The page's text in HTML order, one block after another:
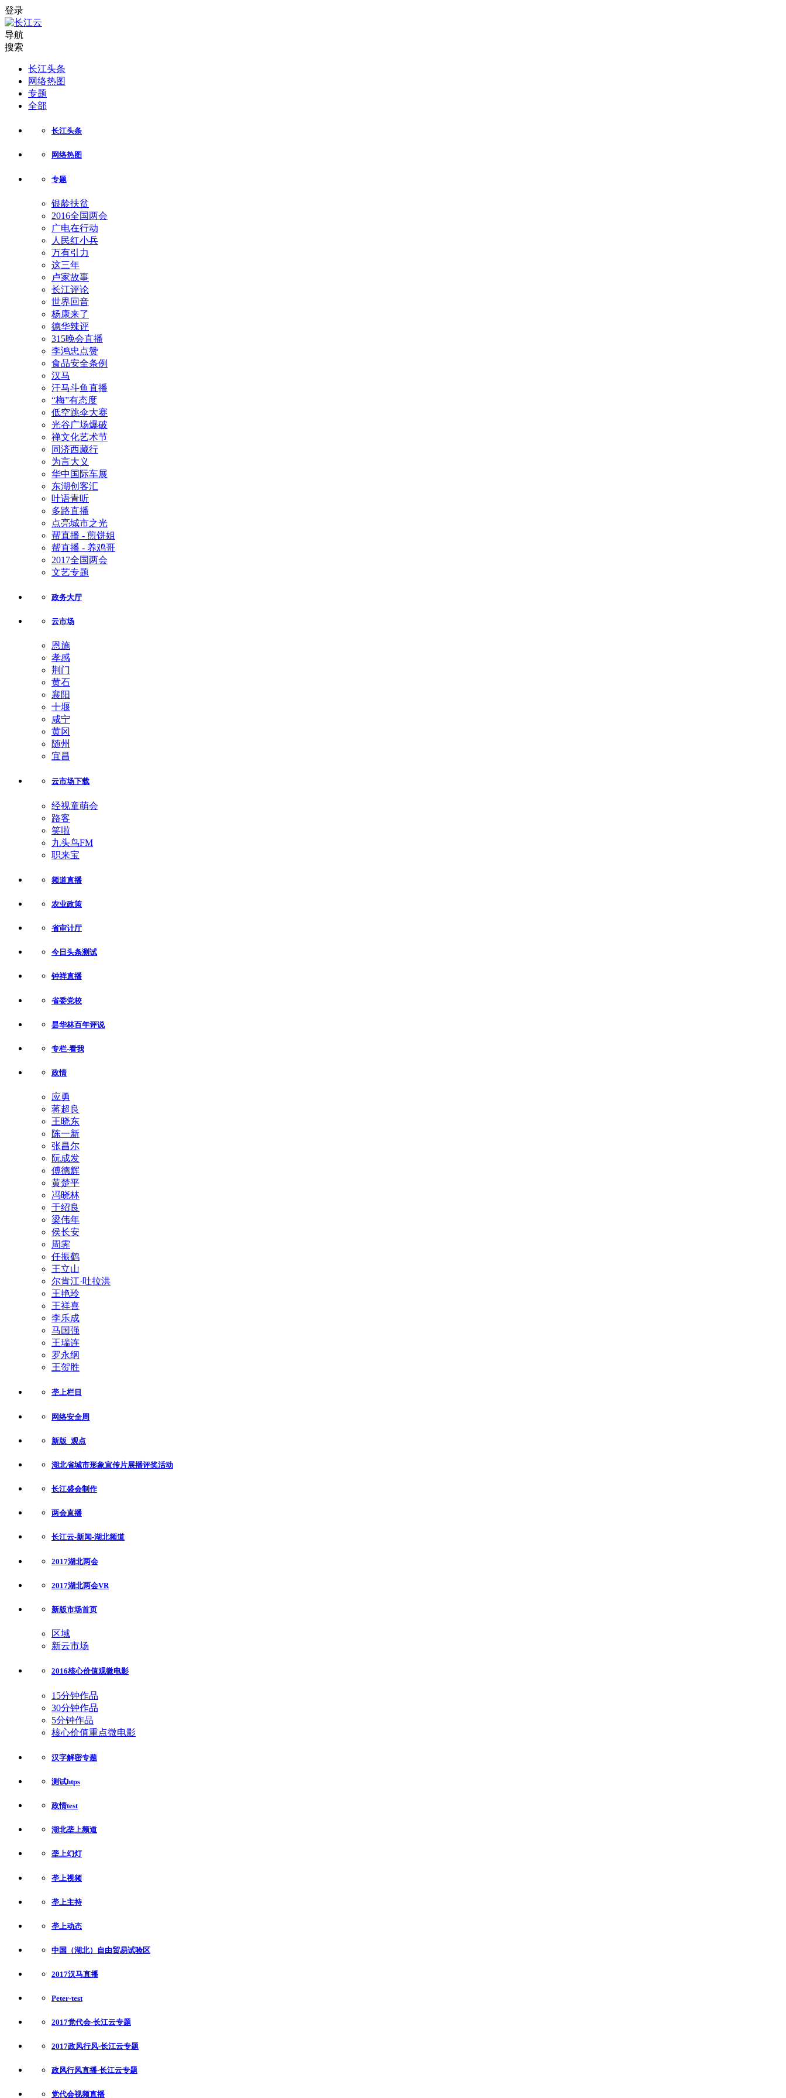
登录
导航
搜索
长江头条
网络热图
专题
全部
长江头条
网络热图
专题
银龄扶贫
2016全国两会
广电在行动
人民红小兵
万有引力
这三年
卢家故事
长江评论
世界回音
杨康来了
德华辣评
315晚会直播
李鸿忠点赞
食品安全条例
汉马
汗马斗鱼直播
“梅”有态度
低空跳伞大赛
光谷广场爆破
禅文化艺术节
同济西藏行
为言大义
华中国际车展
东湖创客汇
叶语青听
多路直播
点亮城市之光
帮直播 - 煎饼姐
帮直播 - 养鸡哥
2017全国两会
文艺专题
政务大厅
云市场
恩施
孝感
荆门
黄石
襄阳
十堰
咸宁
黄冈
随州
宜昌
云市场下载
经视童萌会
路客
笑啦
九头鸟FM
职来宝
频道直播
农业政策
省审计厅
今日头条测试
钟祥直播
省委党校
昙华林百年评说
专栏-看我
政情
应勇
蒋超良
王晓东
陈一新
张昌尔
阮成发
傅德辉
黄楚平
冯晓林
于绍良
梁伟年
侯长安
周霁
任振鹤
王立山
尔肯江·吐拉洪
王艳玲
王祥喜
李乐成
马国强
王瑞连
罗永纲
王贺胜
垄上栏目
网络安全周
新版_观点
湖北省城市形象宣传片展播评奖活动
长江盛会制作
两会直播
长江云-新闻-湖北频道
2017湖北两会
2017湖北两会VR
新版市场首页
区域
新云市场
2016核心价值观微电影
15分钟作品
30分钟作品
5分钟作品
核心价值重点微电影
汉字解密专题
测试htps
政情test
湖北垄上频道
垄上幻灯
垄上视频
垄上主持
垄上动态
中国（湖北）自由贸易试验区
2017汉马直播
Peter-test
2017党代会-长江云专题
2017政风行风-长江云专题
政风行风直播-长江云专题
党代会视频直播